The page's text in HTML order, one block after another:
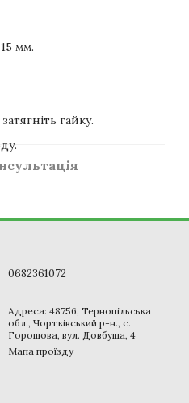
мм.
гайку.
0682361072
Адреса: 48756, Тернопільська
обл., Чортківський р-н., с.
Горошова, вул. Довбуша, 4
Мапа проїзду